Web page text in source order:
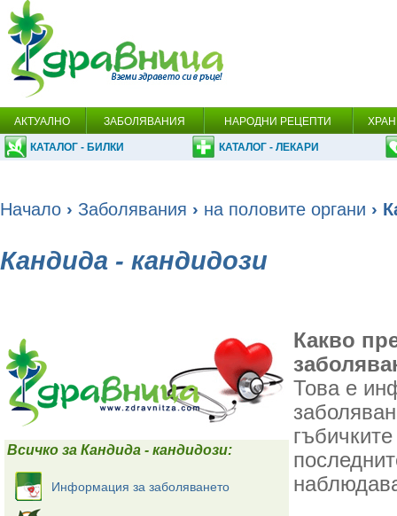
АКТУАЛНО ЗАБОЛЯВАНИЯ НАРОДНИ РЕЦЕПТИ
КАТАЛОГ - БИЛКИ КАТАЛОГ - ЛЕКАРИ
Начало › Заболявания › на половите органи ›
Кандида - кандидози
Всичко за Кандида - кандидози:
Информация за заболяването
Какво
Това е